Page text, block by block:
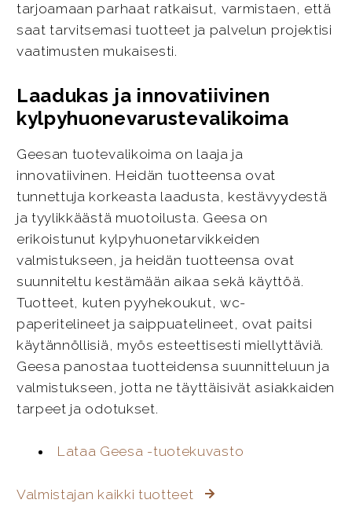
tarjoamaan parhaat ratkaisut, varmistaen, että
saat tarvitsemasi tuotteet ja palvelun projektisi
vaatimusten mukaisesti.
Laadukas ja innovatiivinen
kylpyhuonevarustevalikoima
Geesan tuotevalikoima on laaja ja
innovatiivinen. Heidän tuotteensa ovat
tunnettuja korkeasta laadusta, kestävyydestä
ja tyylikkäästä muotoilusta. Geesa on
erikoistunut kylpyhuonetarvikkeiden
valmistukseen, ja heidän tuotteensa ovat
suunniteltu kestämään aikaa sekä käyttöä.
Tuotteet, kuten pyyhekoukut, wc-
paperitelineet ja saippuatelineet, ovat paitsi
käytännöllisiä, myös esteettisesti miellyttäviä.
Geesa panostaa tuotteidensa suunnitteluun ja
valmistukseen, jotta ne täyttäisivät asiakkaiden
tarpeet ja odotukset.
Lataa Geesa -tuotekuvasto
Valmistajan kaikki tuotteet